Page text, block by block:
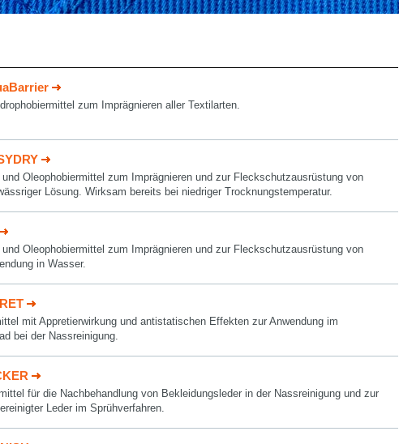
zum Imprägnieren aller Textilarten.
und Oleophobiermittel zum Imprägnieren und zur Fleckschutzausrüstung von
Lösung. Wirksam bereits bei niedriger Trocknungstemperatur.
und Oleophobiermittel zum Imprägnieren und zur Fleckschutzausrüstung von
in Wasser.
mit Appretierwirkung und antistatischen Effekten zur Anwendung im
bei der Nassreinigung.
für die Nachbehandlung von Bekleidungsleder in der Nassreinigung und zur
Leder im Sprühverfahren.